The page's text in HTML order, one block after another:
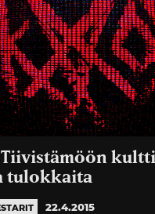
Tiivistämöön
tulokkaita
22.4.2015